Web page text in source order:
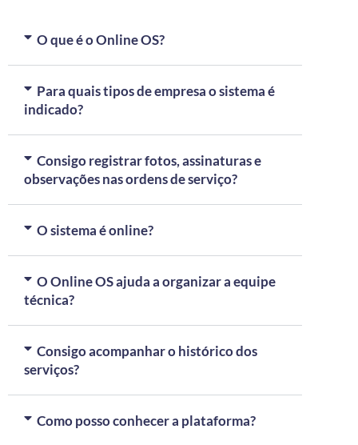
O que é o Online OS?
Para quais tipos de empresa o sistema é
indicado?
Consigo registrar fotos, assinaturas e
observações nas ordens de serviço?
O sistema é online?
O Online OS ajuda a organizar a equipe
técnica?
Consigo acompanhar o histórico dos
serviços?
Como posso conhecer a plataforma?